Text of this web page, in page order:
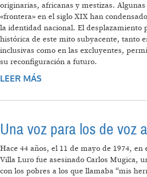
originarias, africanas y mestizas.
«frontera» en el siglo XIX han
la identidad nacional. El desplazamiento
histórica de este mito subyacente, tanto
inclusivas como en las excluyentes,
su reconfiguración a futuro.
LEER MÁS
Una voz para los de voz
Hace 44 años, el 11 de mayo de 1974,
Villa Luro fue asesinado Carlos Mugica,
con los pobres a los que llamaba “mis